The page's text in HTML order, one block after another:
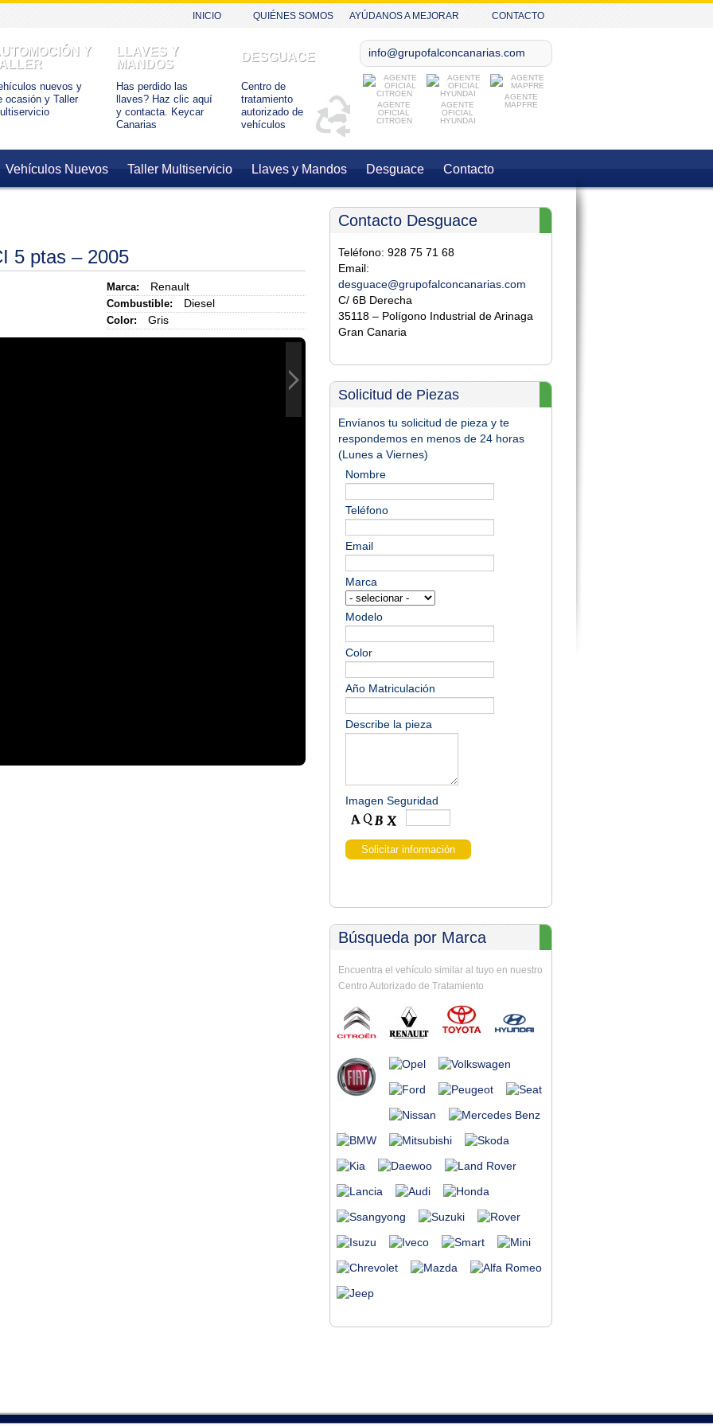
INICIO QUIÉNES SOMOS AYÚDANOS A MEJORAR CONTACTO
Y
nuevos y
ocasión y Taller
LLAVES Y
MANDOS
Has perdido las
llaves? Haz clic aquí
y contacta. Keycar
Canarias
DESGUACE
Centro de
tratamiento
autorizado de
vehículos
info@grupofalconcanarias.com
AGENTE
OFICIAL
CITROEN
AGENTE
OFICIAL
HYUNDAI
AGENTE
MAPFRE
Vehículos Nuevos Taller Multiservicio Llaves y Mandos Desguace Contacto
5 ptas – 2005
Marca:
Renault
Combustible:
Diesel
Color:
Gris
Contacto Desguace
Teléfono: 928 75 71 68
Email:
desguace@grupofalconcanarias.com
C/ 6B Derecha
35118 – Polígono Industrial de Arinaga
Gran Canaria
Solicitud de Piezas
Envíanos tu solicitud de pieza y te
respondemos en menos de 24 horas
(Lunes a Viernes)
Nombre
Teléfono
Email
Marca
Modelo
Color
Año Matriculación
Describe la pieza
Imagen Seguridad
Búsqueda por Marca
Encuentra el vehículo similar al tuyo en nuestro
Centro Autorizado de Tratamiento